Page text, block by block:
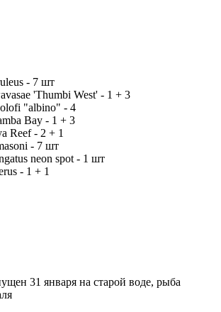
- 7 шт
'Thumbi West' - 1 + 3
"albino" - 4
Bay - 1 + 3
Reef - 2 + 1
- 7 шт
neon spot - 1 шт
- 1 + 1
31 января на старой воде, рыба